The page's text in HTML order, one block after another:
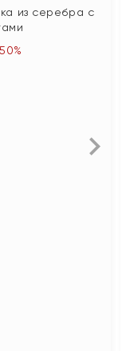
из серебра с